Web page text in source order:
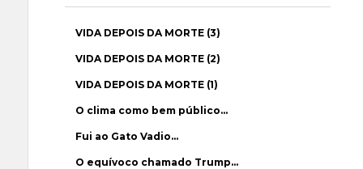
VIDA DEPOIS DA MORTE (3)
VIDA DEPOIS DA MORTE (2)
VIDA DEPOIS DA MORTE (1)
O clima como bem público…
Fui ao Gato Vadio…
O equívoco chamado Trump…